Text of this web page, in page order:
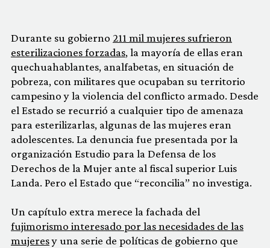
Durante su gobierno 211 mil mujeres sufrieron
esterilizaciones forzadas, la mayoría de ellas eran
quechuahablantes, analfabetas, en situación de
pobreza, con militares que ocupaban su territorio
campesino y la violencia del conflicto armado. Desde
el Estado se recurrió a cualquier tipo de amenaza
para esterilizarlas, algunas de las mujeres eran
adolescentes. La denuncia fue presentada por la
organización Estudio para la Defensa de los
Derechos de la Mujer ante al fiscal superior Luis
Landa. Pero el Estado que “reconcilia” no investiga.
Un capítulo extra merece la fachada del
fujimorismo interesado por las necesidades de las
mujeresy una serie de políticas de gobierno que